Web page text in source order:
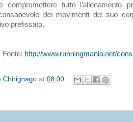
compromettere tutto l’allenamento
dei movimenti del suo
prefissato.
Fonte: http://www.runningmania.net/
Chirignago at 08:00